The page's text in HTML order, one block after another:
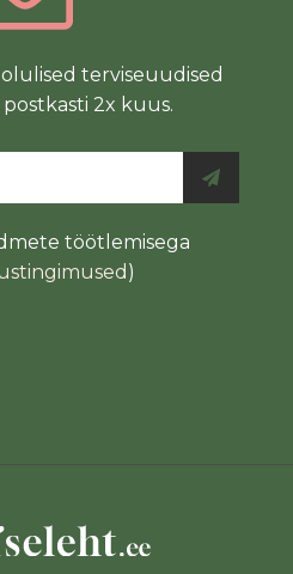
terviseuudised
2x kuus.
töötlemisega
)